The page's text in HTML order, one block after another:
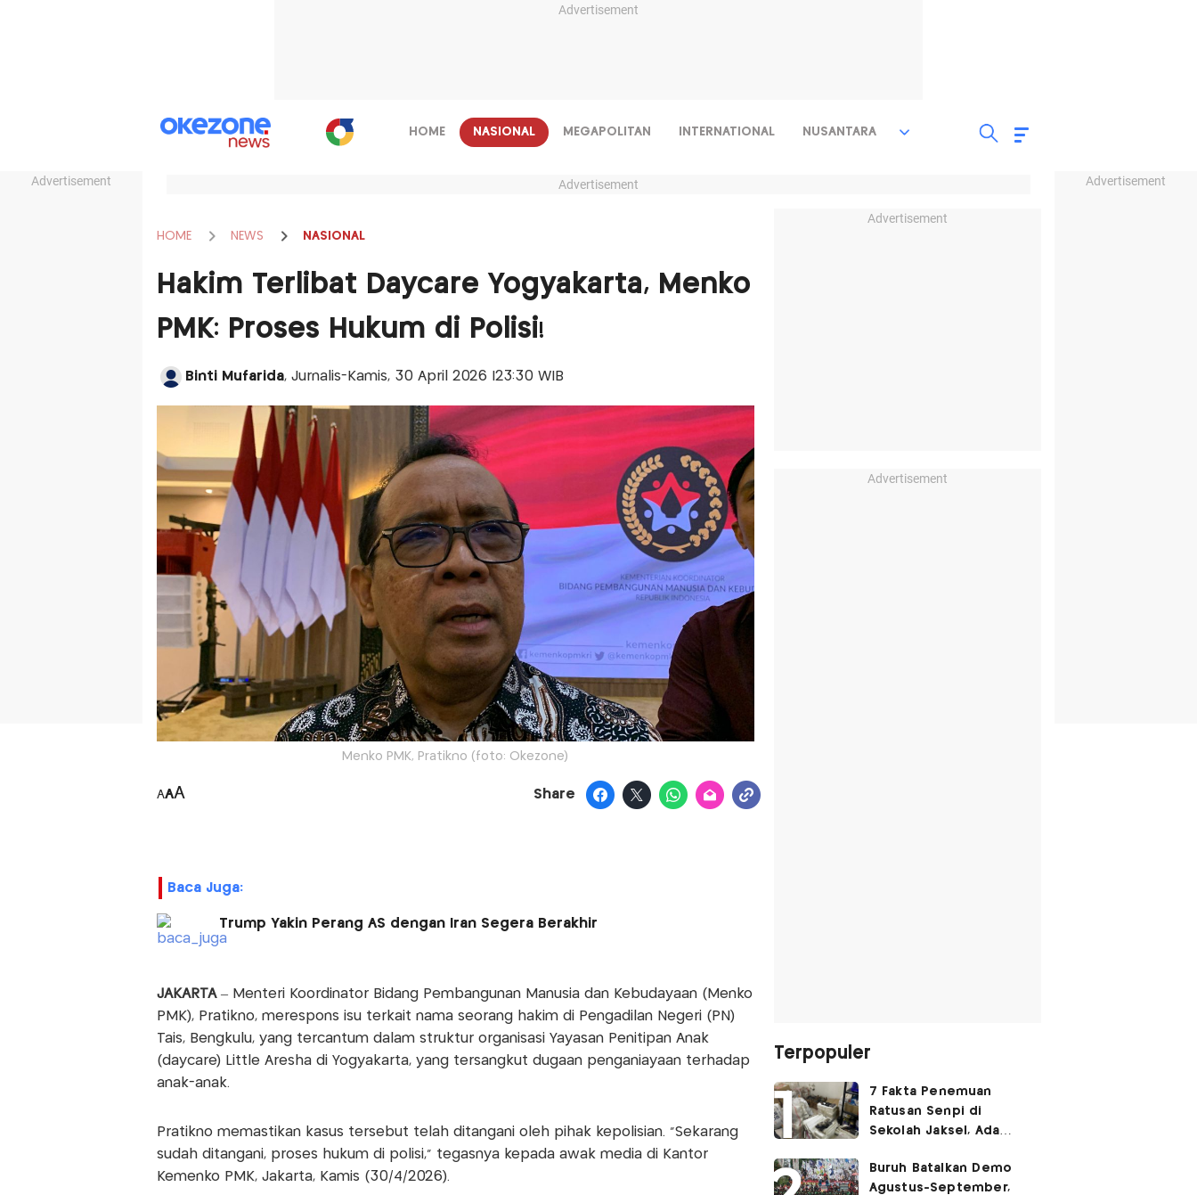
Advertisement
Advertisement Advertisement
HOME NASIONAL MEGAPOLITAN INTERNATIONAL NUSANTARA
Advertisement
HOME NEWS NASIONAL
Hakim Terlibat Daycare Yogyakarta, Menko
PMK: Proses Hukum di Polisi!
Binti Mufarida, Jurnalis-Kamis, 30 April 2026 |23:30 WIB
Menko PMK, Pratikno (foto: Okezone)
AAA Share
Baca Juga:
Trump Yakin Perang AS dengan Iran Segera Berakhir
JAKARTA– Menteri Koordinator Bidang Pembangunan Manusia dan Kebudayaan (Menko
PMK), Pratikno, merespons isu terkait nama seorang hakim di Pengadilan Negeri (PN)
Tais, Bengkulu, yang tercantum dalam struktur organisasi Yayasan Penitipan Anak
(daycare) Little Aresha di Yogyakarta, yang tersangkut dugaan penganiayaan terhadap
anak-anak.
Pratikno memastikan kasus tersebut telah ditangani oleh pihak kepolisian. “Sekarang
sudah ditangani, proses hukum di polisi,” tegasnya kepada awak media di Kantor
Kemenko PMK, Jakarta, Kamis (30/4/2026).
Advertisement
Advertisement
Terpopuler
7 Fakta Penemuan
Ratusan Senpi di
Sekolah Jaksel, Ada
Ruang Bunker
Buruh Batalkan Demo
Agustus-September,